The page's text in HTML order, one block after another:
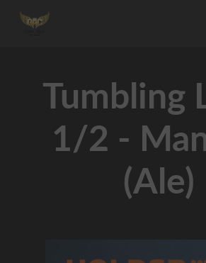
Tumbling
1/2 -
(Ale)